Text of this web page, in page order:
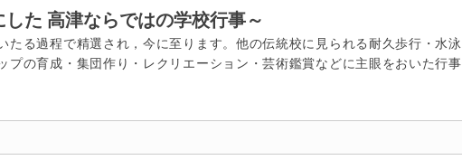
した 高津ならではの学校行事～
る過程で精選され，今に至ります。他の伝統校に見られる耐久歩行・水泳
プの育成・集団作り・レクリエーション・芸術鑑賞などに主眼をおいた行事